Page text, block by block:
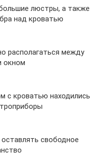
люстры, а также
над кроватью
располагаться между
окном
с кроватью находились
свободное